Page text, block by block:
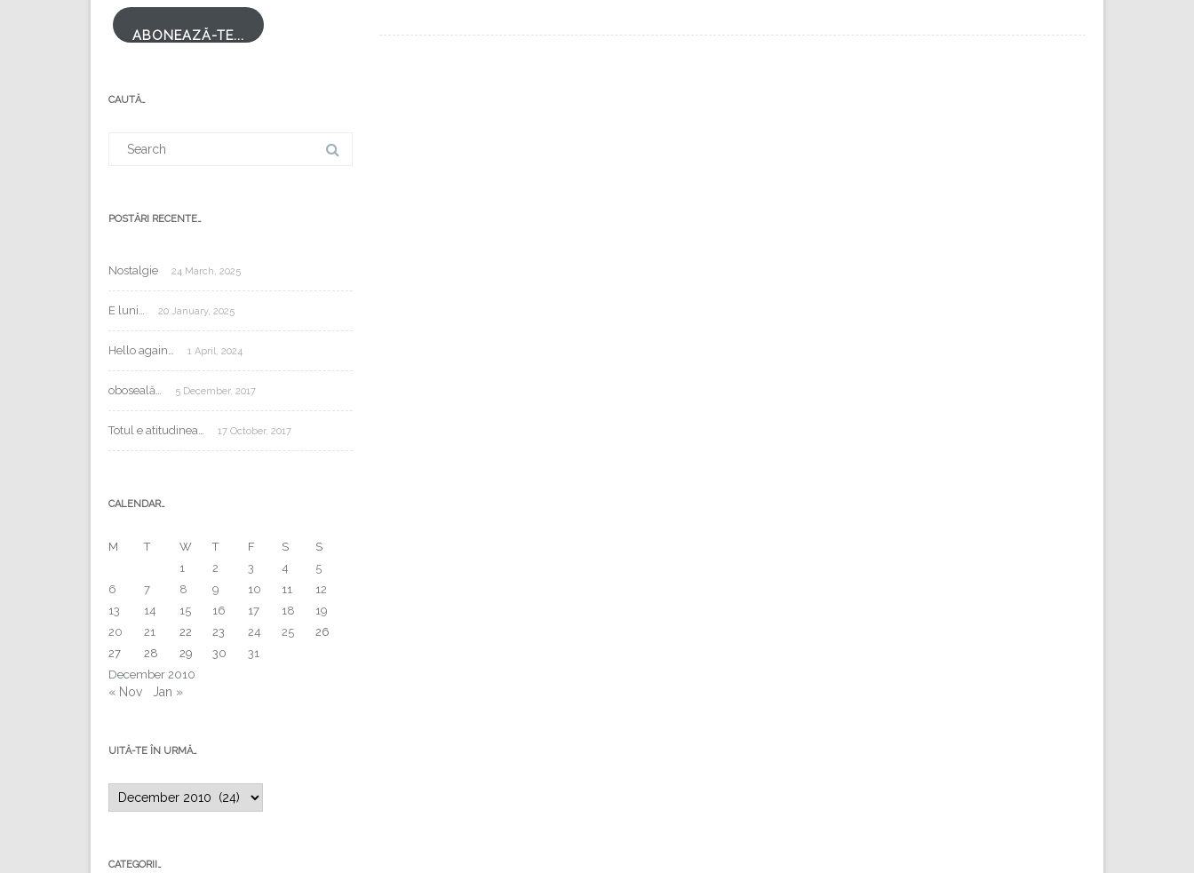
adresa
ta
mail:
ABONEAZĂ-TE...
CAUTĂ…
POSTĂRI RECENTE…
Nostalgie 24 March, 2025
E luni… 20 January, 2025
Hello again… 1 April, 2024
oboseală… 5 December, 2017
Totul e atitudinea… 17 October, 2017
CALENDAR…
December 2010
M T W T F S
S
1
2 3 4
5
6
7 8 9 10 11
12
13
14 15 16 17 18
19
20
21 22 23 24 25
26
27
28 29 30 31
« Nov Jan »
UITĂ-TE ÎN URMĂ…
în
CATEGORII…